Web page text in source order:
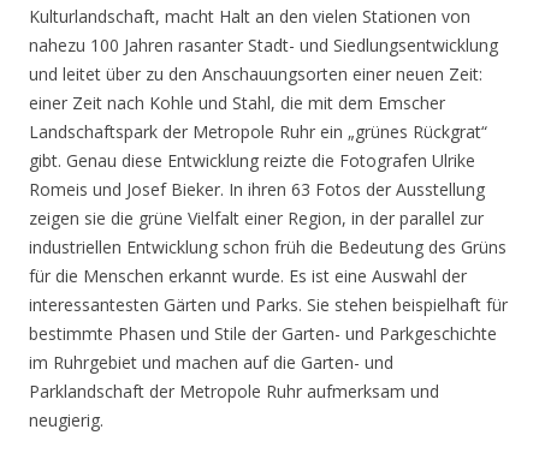
Kulturlandschaft, macht Halt an den vielen Stationen von
nahezu 100 Jahren rasanter Stadt- und Siedlungsentwicklung
und leitet über zu den Anschauungsorten einer neuen Zeit:
einer Zeit nach Kohle und Stahl, die mit dem Emscher
Landschaftspark der Metropole Ruhr ein „grünes Rückgrat“
gibt. Genau diese Entwicklung reizte die Fotografen Ulrike
Romeis und Josef Bieker. In ihren 63 Fotos der Ausstellung
zeigen sie die grüne Vielfalt einer Region, in der parallel zur
industriellen Entwicklung schon früh die Bedeutung des Grüns
für die Menschen erkannt wurde. Es ist eine Auswahl der
interessantesten Gärten und Parks. Sie stehen beispielhaft für
bestimmte Phasen und Stile der Garten- und Parkgeschichte
im Ruhrgebiet und machen auf die Garten- und
Parklandschaft der Metropole Ruhr aufmerksam und
neugierig.